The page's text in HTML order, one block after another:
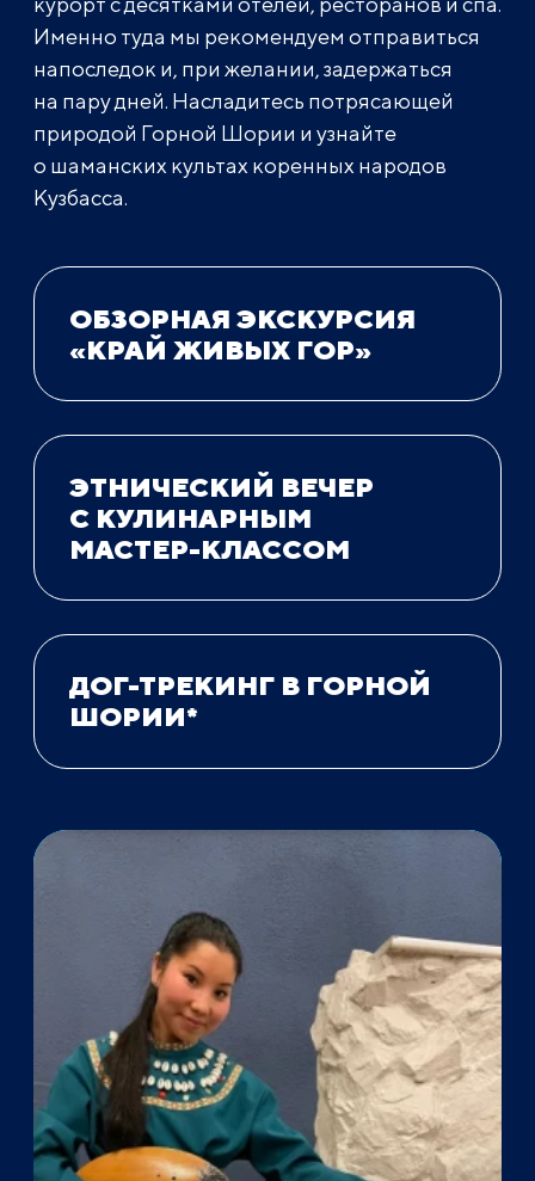
Именно туда мы рекомендуем отправиться
напоследок и, при желании, задержаться
на пару дней. Насладитесь потрясающей
природой Горной Шории и узнайте
о шаманских культах коренных народов
Кузбасса.
ОБЗОРНАЯ ЭКСКУРСИЯ
«КРАЙ ЖИВЫХ ГОР»
ЭТНИЧЕСКИЙ ВЕЧЕР
С КУЛИНАРНЫМ
МАСТЕР-КЛАССОМ
ДОГ-ТРЕКИНГ В ГОРНОЙ
ШОРИИ*